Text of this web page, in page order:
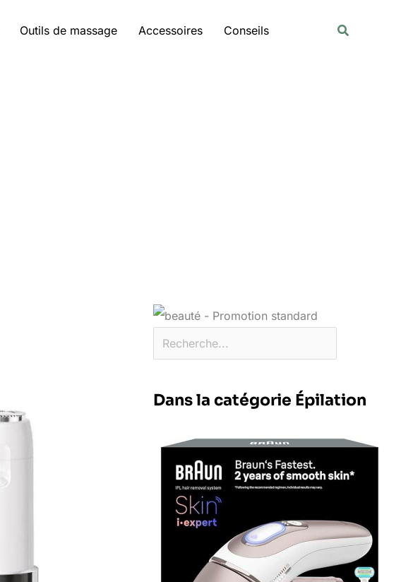
Outils de massage Accessoires Conseils
Dans la catégorie Épilation